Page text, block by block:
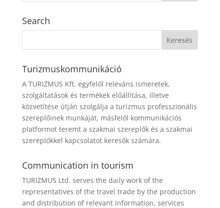
Search
Turizmuskommunikáció
A TURIZMUS Kft. egyfelől releváns ismeretek,
szolgáltatások és termékek előállítása, illetve
közvetítése útján szolgálja a turizmus professzionális
szereplőinek munkáját, másfelől kommunikációs
platformot teremt a szakmai szereplők és a szakmai
szereplőkkel kapcsolatot keresők számára.
Communication in tourism
TURIZMUS Ltd. serves the daily work of the
representatives of the travel trade by the production
and distribution of relevant information, services